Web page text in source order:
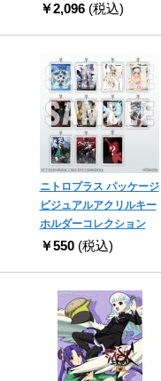
￥2,096 (税込)
ニトロプラス パッケージ
ビジュアルアクリルキー
ホルダーコレクション
￥550 (税込)